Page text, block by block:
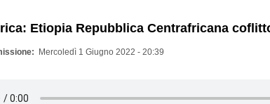
Etiopia Repubblica Centrafricana
Mercoledì 1 Giugno 2022 - 20:39